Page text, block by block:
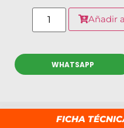
Añadir
WHATSAPP
FICHA